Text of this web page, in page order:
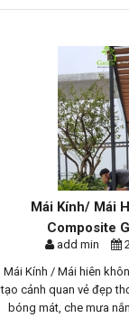
Mái Kính/ Mái
Composite
add min
Mái Kính / Mái hiên
tạo cảnh quan vẻ đẹp
bóng mát, che mưa